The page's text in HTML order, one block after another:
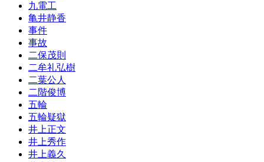
九電工
亀井静香
事件
事故
二保茂則
二牟礼弘樹
二葉公人
二階俊博
五輪
五輪疑獄
井上正文
井上秀作
井上義久